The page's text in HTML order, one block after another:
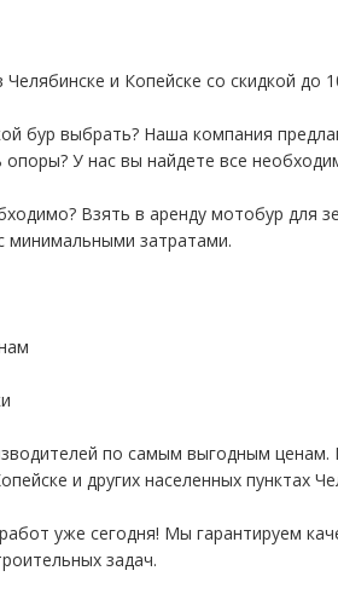
и Копейске со скидкой до
бур выбрать? Наша компания
У нас вы найдете все
Взять в аренду мотобур для
минимальными затратами.
по самым выгодным
и других населенных пунктах
уже сегодня! Мы гарантируем
задач.